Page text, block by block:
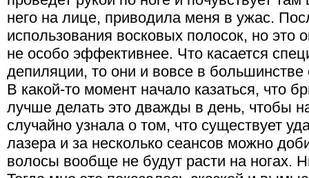
него на лице, приводила меня в ужас.
использования восковых полосок, но это
не особо эффективнее. Что касается
депиляции, то они и вовсе в большинстве
В какой-то момент начало казаться, что
лучше делать это дважды в день, чтобы
случайно узнала о том, что существует
лазера и за несколько сеансов можно
волосы вообще не будут расти на ногах.